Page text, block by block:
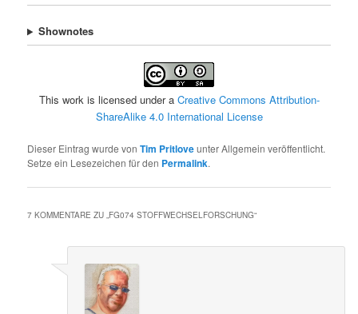
Shownotes
This work is licensed under a Creative Commons Attribution-
ShareAlike 4.0 International License
Dieser Eintrag wurde vonTim Pritloveunter Allgemein veröffentlicht.
Setze ein Lesezeichen für den Permalink.
7 KOMMENTARE ZU „FG074 STOFFWECHSELFORSCHUNG“